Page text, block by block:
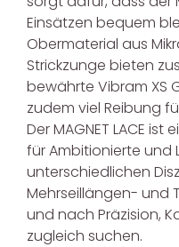
Einsätzen bequem
Obermaterial aus
Strickzunge bieten
bewährte Vibram XS
zudem viel Reibung
Der MAGNET LACE
für Ambitionierte und
unterschiedlichen
Mehrseillängen- und
und nach Präzision,
zugleich suchen.